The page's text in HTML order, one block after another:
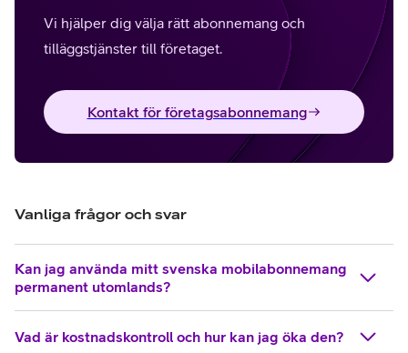
Vi hjälper dig välja rätt abonnemang och
tilläggstjänster till företaget.
Kontakt för företagsabonnemang
Vanliga frågor och svar
Kan jag använda mitt svenska mobilabonnemang
permanent utomlands?
Vad är kostnadskontroll och hur kan jag öka den?